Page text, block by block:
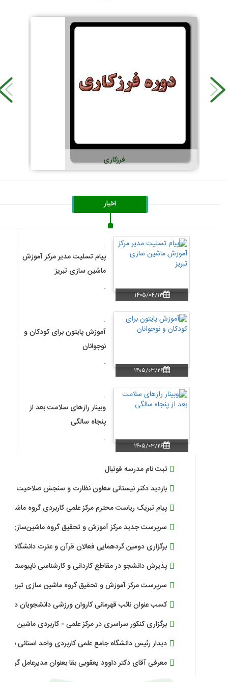
سنگ زنی
-
پیام تسلیت مدیر مرکز آموزش
۱۴۰۵/۰۴/۱۳
-
-
آموزش پایتون برای کودکان و
۱۴۰۵/۰۳/۲۶
-
-
وبینار رازهای سلامت بعد از
۱۴۰۵/۰۳/۲۶
-
ثبت نام مدرسه فوتبال
بازدید دکتر نیستانی معاون نظارت و سنجش صلاحیت حرفه ای دانشگاه و
پیام تبریک ریاست محترم مرکز علمی کاربردی گروه ماشین سازی تبریز
سرپرست جدید مرکز آموزش و تحقیق گروه ماشین‌سازی تبریز منصوب شد.
برگزاری دومین گردهمایی فعالان قرآن و عترت دانشگاه جامع علمی‌کاربردی
پذیرش دانشجو در مقاطع کاردانی و کارشناسی ناپیوسته بدون کنکور برای ترم بهمن
سرپرست مرکز آموزش و تحقیق گروه ماشین سازی تبریز منصوب شد.
کسب عنوان نائب قهرمانی کاروان ورزشی دانشجویان دختر دانشگاه جامع
برگزاری کنکور سراسری در مرکز علمی - کاربردی ماشین سازی تبریز
دیدار رئیس دانشگاه جامع علمی کاربردی واحد استانی با مدیرعامل شرکت
معرفی آقای دکتر داوود یعقوبی بقا بعنوان مدیرعامل گروه ماشین سازی تبریز